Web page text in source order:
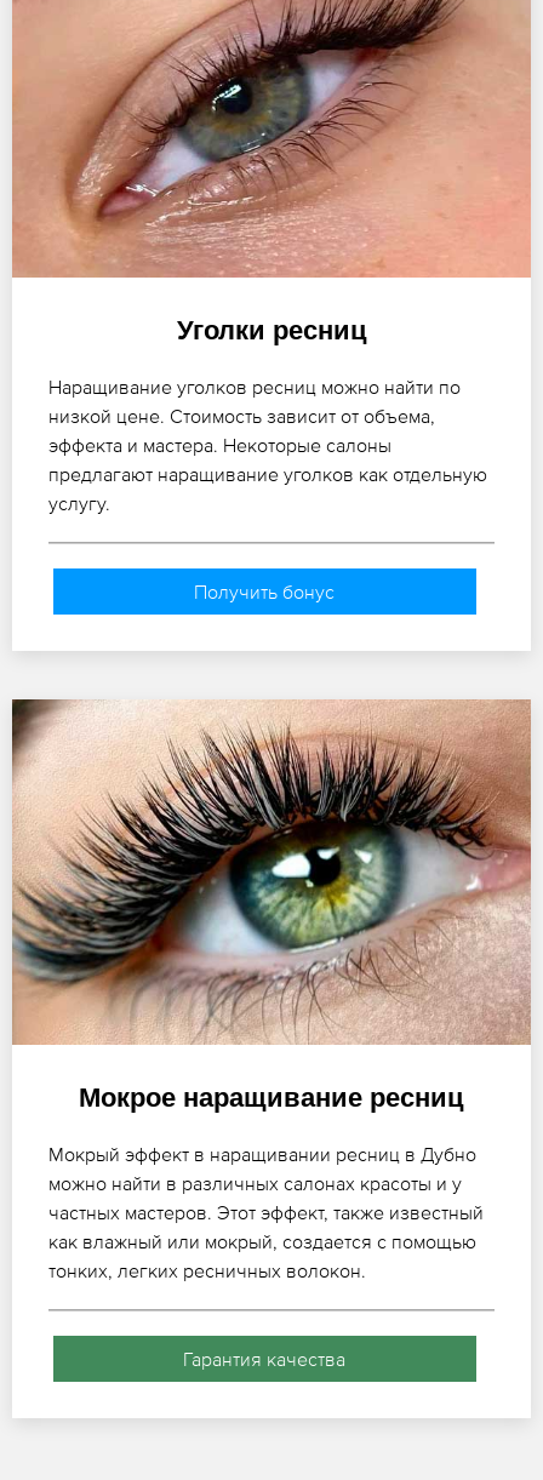
Уголки ресниц
Наращивание уголков ресниц можно найти по
низкой цене. Стоимость зависит от объема,
эффекта и мастера. Некоторые салоны
предлагают наращивание уголков как отдельную
услугу.
Получить бонус
Мокрое наращивание ресниц
Мокрый эффект в наращивании ресниц в Дубно
можно найти в различных салонах красоты и у
частных мастеров. Этот эффект, также известный
как влажный или мокрый, создается с помощью
тонких, легких ресничных волокон.
Гарантия качества